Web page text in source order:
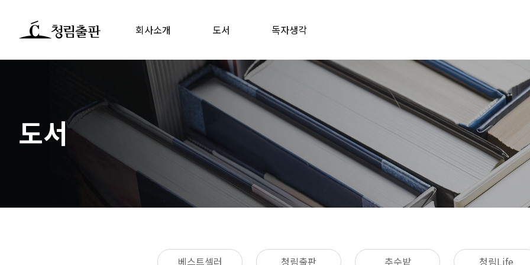
회사소개 도서 독자생각
도서
베스트셀러 청림출판 추수밭 청림Life